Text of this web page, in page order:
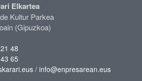
Elkartea
Kultur Parkea
(Gipuzkoa)
48
65
/ info@enpresarean.eus